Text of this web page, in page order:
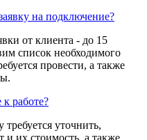
на подключение?
от клиента - до 15
список необходимого
провести, а также
работе?
уточнить,